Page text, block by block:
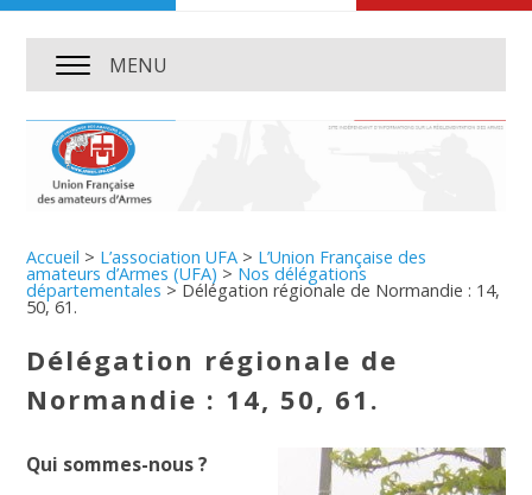
MENU
Accueil > L’association UFA > L’Union Française des
amateurs d’Armes (UFA) > Nos délégations
départementales > Délégation régionale de Normandie : 14,
50, 61.
Délégation régionale de
Normandie : 14, 50, 61.
Qui sommes-nous ?